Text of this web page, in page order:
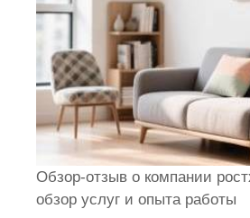
Обзор-отзыв о компании
обзор услуг и опыта работы